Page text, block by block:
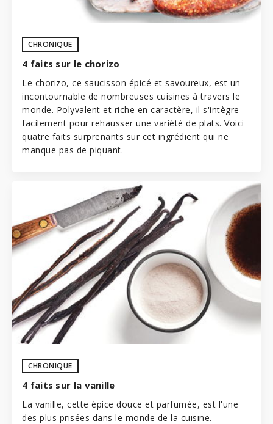
CHRONIQUE
4 faits sur le chorizo
Le chorizo, ce saucisson épicé et savoureux, est un
incontournable de nombreuses cuisines à travers le
monde. Polyvalent et riche en caractère, il s'intègre
facilement pour rehausser une variété de plats. Voici
quatre faits surprenants sur cet ingrédient qui ne
manque pas de piquant.
CHRONIQUE
4 faits sur la vanille
La vanille, cette épice douce et parfumée, est l'une
des plus prisées dans le monde de la cuisine.